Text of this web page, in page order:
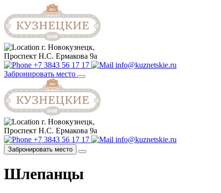
г. Новокузнецк,
Проспект Н.С. Ермакова 9а
+7 3843 56 17 17
info@kuznetskie.ru
Забронировать место
г. Новокузнецк,
Проспект Н.С. Ермакова 9а
+7 3843 56 17 17
info@kuznetskie.ru
Забронировать место
Шлепанцы